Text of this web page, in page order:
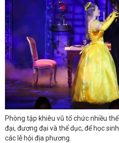
Phòng tập khiêu vũ tổ chức nhiều
đại, đương đại và thể dục, để học
các lễ hội địa phương.